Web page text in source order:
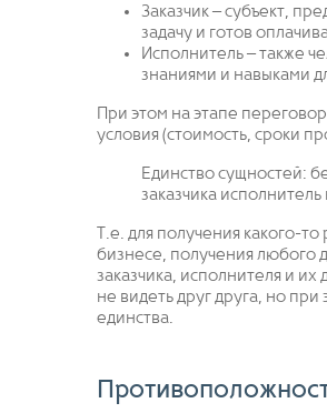
Заказчик – субъект,
задачу и готов
Исполнитель – также
знаниями и навыками
При этом на этапе
условия (стоимость, сроки
Единство сущностей:
заказчика
Т.е. для получения какого-
бизнесе, получения любого
заказчика, исполнителя и их
не видеть друг друга, но
единства.